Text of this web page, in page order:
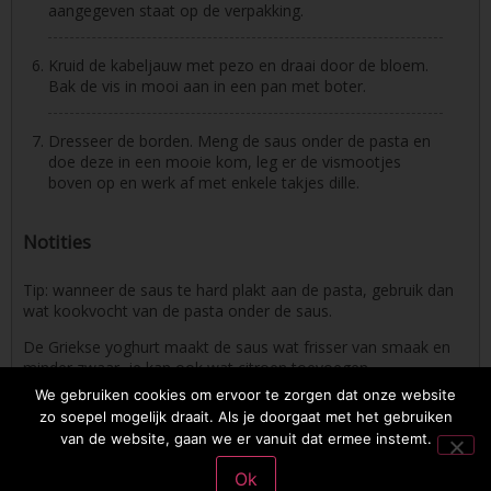
aangegeven staat op de verpakking.
Kruid de kabeljauw met pezo en draai door de bloem.
Bak de vis in mooi aan in een pan met boter.
Dresseer de borden. Meng de saus onder de pasta en
doe deze in een mooie kom, leg er de vismootjes
boven op en werk af met enkele takjes dille.
Notities
Tip: wanneer de saus te hard plakt aan de pasta, gebruik dan
wat kookvocht van de pasta onder de saus.
De Griekse yoghurt maakt de saus wat frisser van smaak en
minder zwaar, je kan ook wat citroen toevoegen.
2026 © Osmosoftware | mail: entrecasteaux83@gmail.com | phone: +32
495 809323Privacybeleid
We gebruiken cookies om ervoor te zorgen dat onze website
zo soepel mogelijk draait. Als je doorgaat met het gebruiken
van de website, gaan we er vanuit dat ermee instemt.
Ok